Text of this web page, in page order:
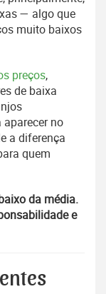
— algo que
muito baixos
preços,
de baixa
no
a diferença
quem
da média.
e